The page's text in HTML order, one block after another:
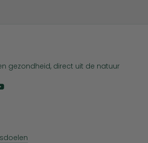
gezondheid, direct uit de natuur
YouTube